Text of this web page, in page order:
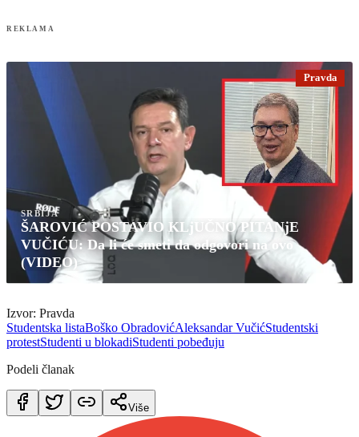
REKLAMA
Pravda
SRBIJA
ŠAROVIĆ POSTAVIO KLjUČNO PITANjE
VUČIĆU: Da li će smeti da odgovori na ovo
(VIDEO)
Izvor: Pravda
Studentska listaBoško ObradovićAleksandar VučićStudentski
protestStudenti u blokadiStudenti pobeđuju
Podeli članak
Više